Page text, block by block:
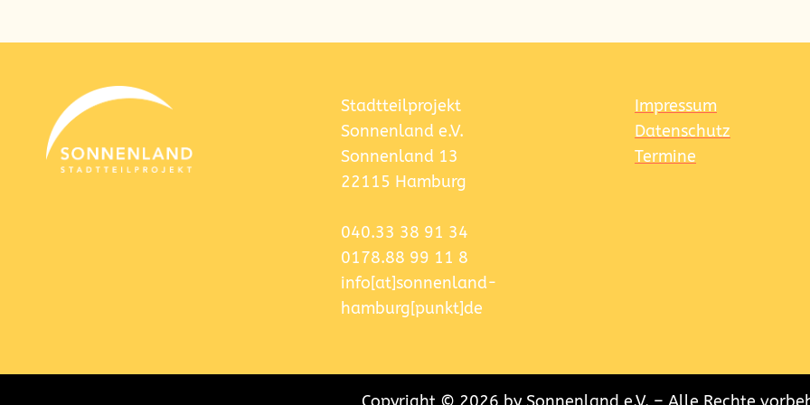
unterstützen und begleiten andere Eltern im Stadtteil. Die Nachbarschaftseltern
Stadtteilprojekt
Sonnenland e.V.
Sonnenland 13
22115 Hamburg
040.33 38 91 34
0178.88 99 11 8
info[at]sonnenland-
hamburg[punkt]de
Impressum
Datenschutz
Termine